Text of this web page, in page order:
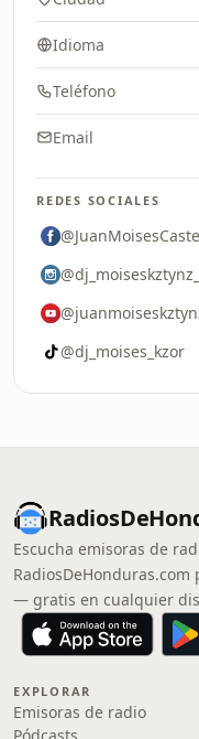
Idioma
Teléfono
Email
REDES SOCIALES
@dj_moises_kzor
Escucha emisoras de
— gratis en cualquier
EXPLORAR
Emisoras de radio